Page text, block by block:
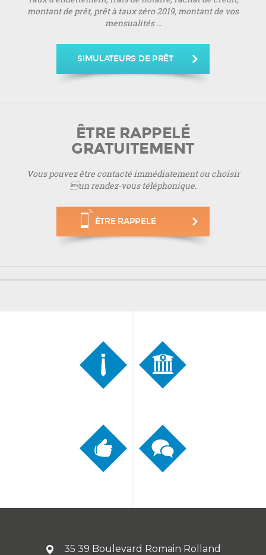
montant de prêt, prêt à taux zéro 2019, montant de vos
mensualités ...
SIMULATEURS DE PRÊT
ÊTRE RAPPELÉ
GRATUITEMENT
Vous pouvez être contacté immédiatement ou choisir
un rendez-vous téléphonique.
ÊTRE RAPPELÉ
35 39 Boulevard Romain Rolland